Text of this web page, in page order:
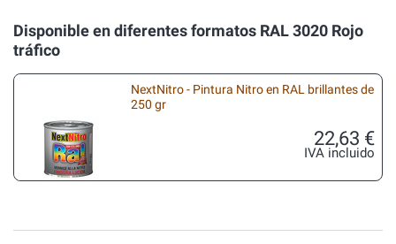
Disponible en diferentes formatos RAL 3020 Rojo
tráfico
NextNitro - Pintura Nitro en RAL brillantes de
250 gr
22,63 €
IVA incluido